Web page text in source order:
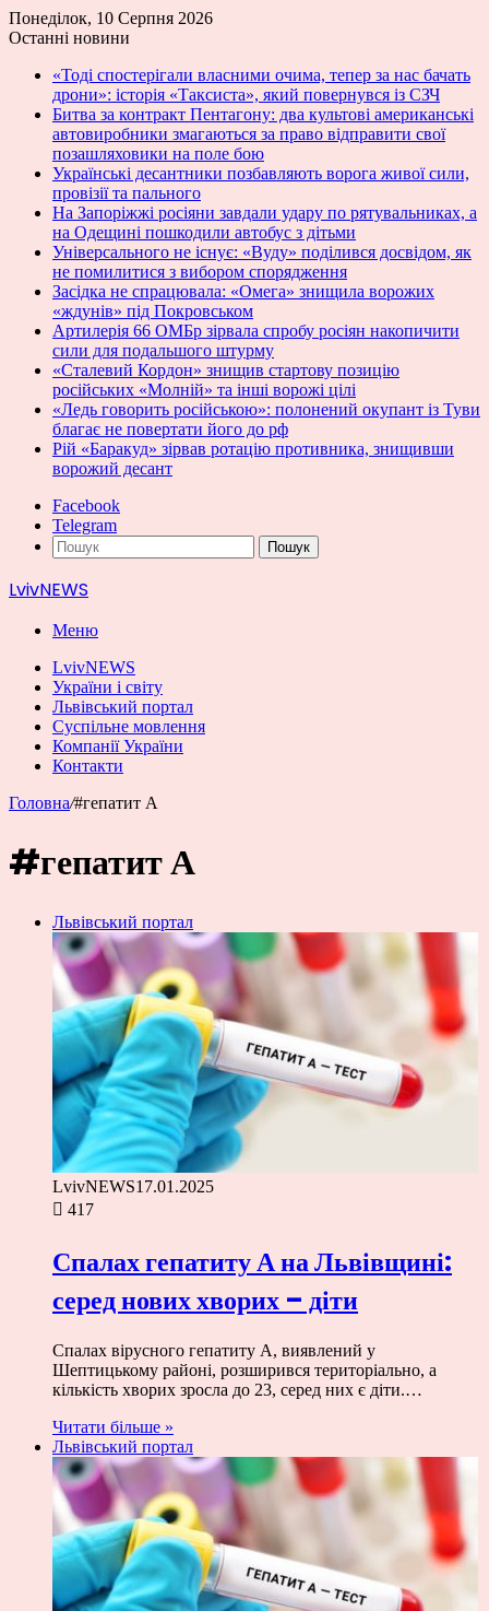
Понеділок, 10 Серпня 2026
Останні новини
«Тоді спостерігали власними очима, тепер за нас бачать
дрони»: історія «Таксиста», який повернувся із СЗЧ
Битва за контракт Пентагону: два культові американські
автовиробники змагаються за право відправити свої
позашляховики на поле бою
Українські десантники позбавляють ворога живої сили,
провізії та пального
На Запоріжжі росіяни завдали удару по рятувальниках, а
на Одещині пошкодили автобус з дітьми
Універсального не існує: «Вуду» поділився досвідом, як
не помилитися з вибором спорядження
Засідка не спрацювала: «Омега» знищила ворожих
«ждунів» під Покровськом
Артилерія 66 ОМБр зірвала спробу росіян накопичити
сили для подальшого штурму
«Сталевий Кордон» знищив стартову позицію
російських «Молній» та інші ворожі цілі
«Ледь говорить російською»: полонений окупант із Туви
благає не повертати його до рф
Рій «Баракуд» зірвав ротацію противника, знищивши
ворожий десант
Facebook
Telegram
Пошук
LvivNEWS
Меню
LvivNEWS
України і світу
Львівський портал
Суспільне мовлення
Компанії України
Контакти
Головна/#гепатит А
#гепатит А
Львівський портал
LvivNEWS17.01.2025
417
Спалах гепатиту А на Львівщині:
серед нових хворих – діти
Спалах вірусного гепатиту А, виявлений у
Шептицькому районі, розширився територіально, а
кількість хворих зросла до 23, серед них є діти.…
Читати більше »
Львівський портал